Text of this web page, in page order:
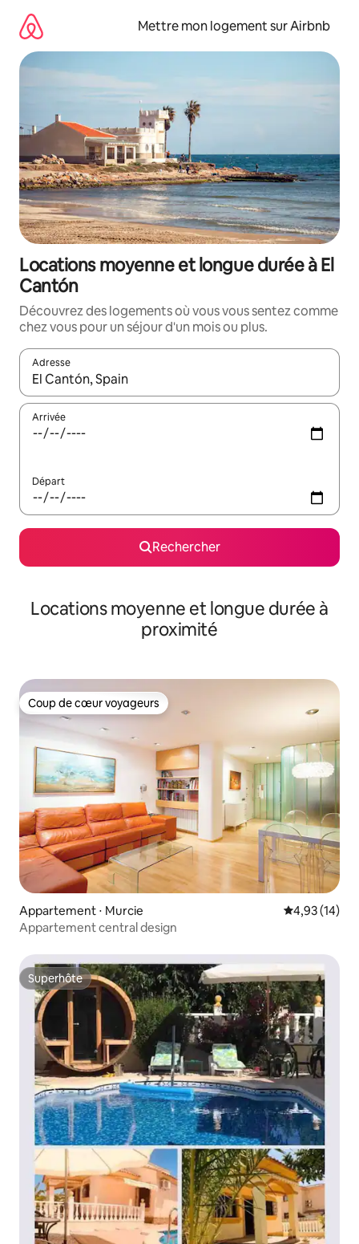
directement
contenu
Mettre mon logement sur Airbnb
Locations moyenne et longue durée à El
Cantón
Découvrez des logements où vous vous sentez comme
chez vous pour un séjour d'un mois ou plus.
Adresse
Lorsque les résultats s'affichent, utilisez les flèches vers le
Arrivée
Départ
Rechercher
Locations moyenne et longue durée à
proximité
Coup de cœur voyageurs
Coup de cœur voyageurs
Appartement ⋅ Murcie Évaluation
4,93 (14)
Appartement central design
Superhôte
Superhôte